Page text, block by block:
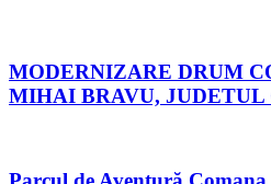
MODERNIZARE DRUM
MIHAI BRAVU, JUDETUL